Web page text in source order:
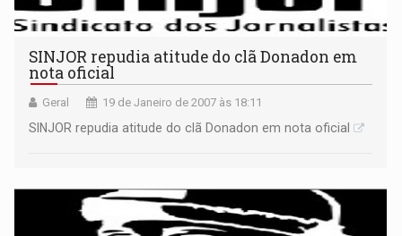
SINJOR repudia atitude do clã Donadon em
nota oficial
Geral 19 de Janeiro de 2007 às 18:11
SINJOR repudia atitude do clã Donadon em nota oficial